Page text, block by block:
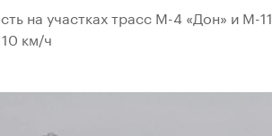
на участках трасс М-4 «Дон» и М-11
км/ч